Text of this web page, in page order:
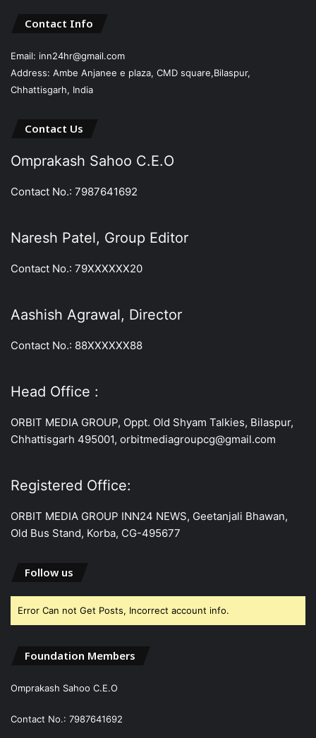
Contact Info
Email: inn24hr@gmail.com
Address: Ambe Anjanee e plaza, CMD square,Bilaspur,
Chhattisgarh, India
Contact Us
Omprakash Sahoo C.E.O
Contact No.: 7987641692
Naresh Patel, Group Editor
Contact No.: 79XXXXXX20
Aashish Agrawal, Director
Contact No.: 88XXXXXX88
Head Office :
ORBIT MEDIA GROUP, Oppt. Old Shyam Talkies, Bilaspur,
Chhattisgarh 495001, orbitmediagroupcg@gmail.com
Registered Office:
ORBIT MEDIA GROUP INN24 NEWS, Geetanjali Bhawan,
Old Bus Stand, Korba, CG-495677
Follow us
Error Can not Get Posts, Incorrect account info.
Foundation Members
Omprakash Sahoo C.E.O
Contact No.: 7987641692